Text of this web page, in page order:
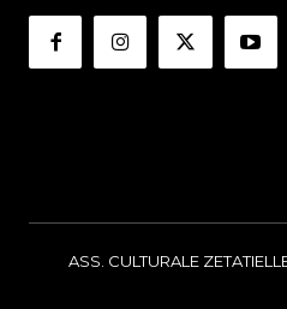
ASS. CULTURALE